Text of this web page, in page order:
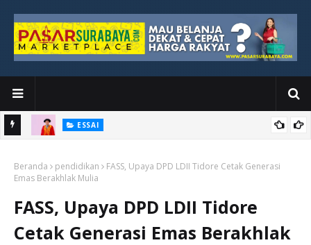
ESSAI
Tidak Berhenti di Panggung Wisuda
Beranda pendidikan
FASS, Upaya DPD LDII Tidore Cetak Generasi
Emas Berakhlak Mulia
FASS, Upaya DPD LDII Tidore
Cetak Generasi Emas Berakhlak